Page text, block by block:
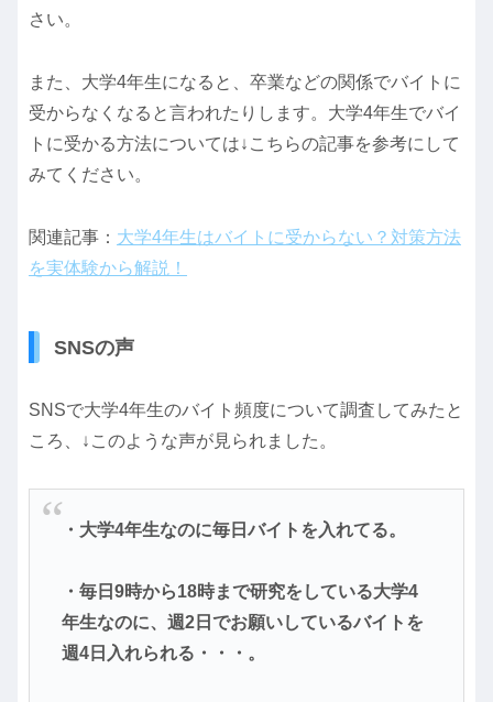
さい。
また、大学4年生になると、卒業などの関係でバイトに
受からなくなると言われたりします。大学4年生でバイ
トに受かる方法については↓こちらの記事を参考にして
みてください。
関連記事： 大学4年生はバイトに受からない？対策方法
を実体験から解説！
SNSの声
SNSで大学4年生のバイト頻度について調査してみたと
ころ、↓このような声が見られました。
・大学4年生なのに毎日バイトを入れてる。
・毎日9時から18時まで研究をしている大学4
年生なのに、週2日でお願いしているバイトを
週4日入れられる・・・。